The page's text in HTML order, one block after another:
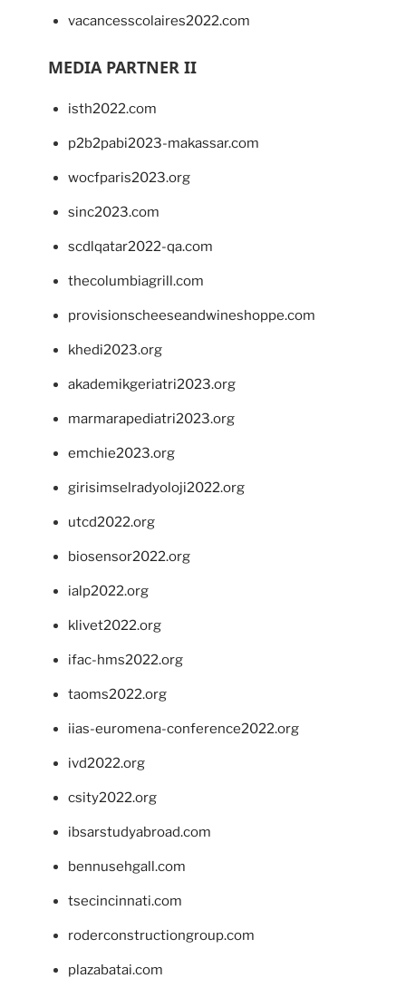
vacancesscolaires2022.com
MEDIA PARTNER II
isth2022.com
p2b2pabi2023-makassar.com
wocfparis2023.org
sinc2023.com
scdlqatar2022-qa.com
thecolumbiagrill.com
provisionscheeseandwineshoppe.com
khedi2023.org
akademikgeriatri2023.org
marmarapediatri2023.org
emchie2023.org
girisimselradyoloji2022.org
utcd2022.org
biosensor2022.org
ialp2022.org
klivet2022.org
ifac-hms2022.org
taoms2022.org
iias-euromena-conference2022.org
ivd2022.org
csity2022.org
ibsarstudyabroad.com
bennusehgall.com
tsecincinnati.com
roderconstructiongroup.com
plazabatai.com